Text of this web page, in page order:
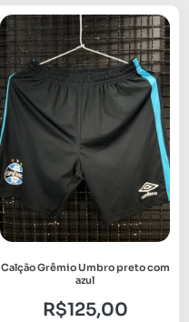
Calção Grêmio Umbro preto com
azul
R$125,00